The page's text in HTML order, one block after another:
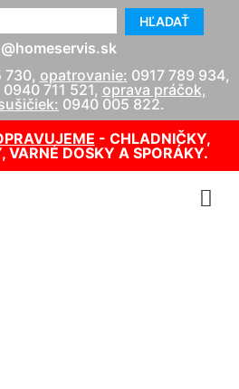
HĽADAŤ
730, opatrovanie: 0917 789 934,
0940 711 521, oprava práčok,
0940 005 822.
- CHLADNIČKY,
VARNÉ DOSKY A SPORÁKY.